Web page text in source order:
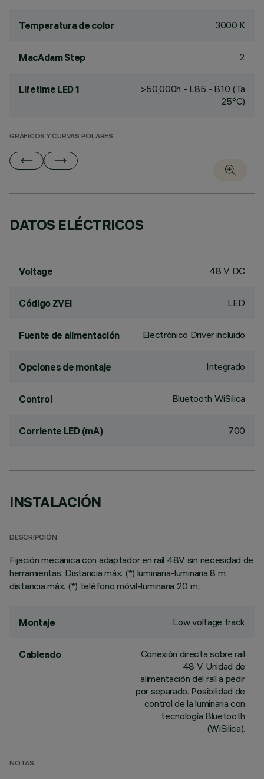
Temperatura de color 3000 K
MacAdam Step 2
Lifetime LED 1
>50,000h - L85 - B10 (Ta
25°C)
GRÁFICOS Y CURVAS POLARES
DATOS ELÉCTRICOS
Voltage 48 V DC
Código ZVEI LED
Fuente de alimentación Electrónico Driver incluido
Opciones de montaje Integrado
Control Bluetooth WiSilica
Corriente LED (mA) 700
INSTALACIÓN
DESCRIPCIÓN
Fijación mecánica con adaptador en raíl 48V sin necesidad de
herramientas. Distancia máx. (*) luminaria-luminaria 8 m;
distancia máx. (*) teléfono móvil-luminaria 20 m.;
Montaje Low voltage track
Cableado
Conexión directa sobre raíl
48 V. Unidad de
alimentación del raíl a pedir
por separado. Posibilidad de
control de la luminaria con
tecnología Bluetooth
(WiSilica).
NOTAS